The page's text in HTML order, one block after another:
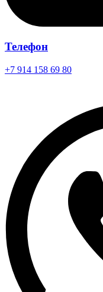
Телефон
+7 914 158 69 80